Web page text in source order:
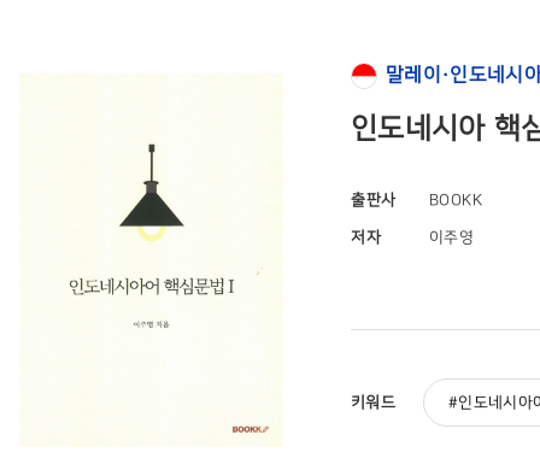
말레이·인도네시
인도네시아 핵
출판사 BOOKK
저자 이주영
키워드 인도네시아